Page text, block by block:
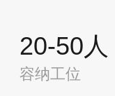
20-50人
容纳工位